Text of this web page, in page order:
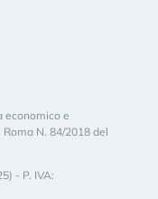
economico e
N. 84/2018 del
- P. IVA: